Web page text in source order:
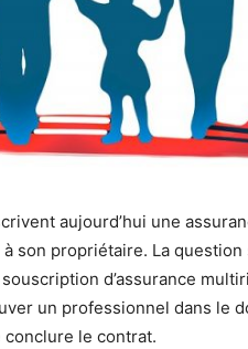
aujourd’hui une
son propriétaire. La
d’assurance
un professionnel dans le
conclure le contrat.